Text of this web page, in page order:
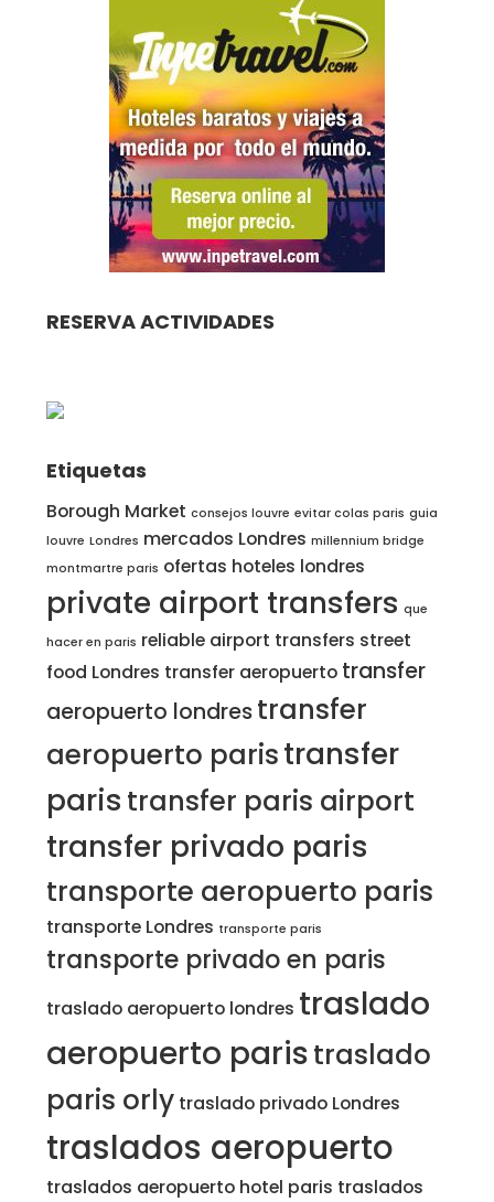
RESERVA ACTIVIDADES
Etiquetas
Borough Market consejos louvre evitar colas paris guia
louvre Londres mercados Londres millennium bridge
montmartre paris ofertas hoteles londres
private airport transfers que
hacer en paris reliable airport transfers street
food Londres transfer aeropuerto transfer
aeropuerto londres transfer
aeropuerto paristransfer
paris transfer paris airport
transfer privado paris
transporte aeropuerto paris
transporte Londres transporte paris
transporte privado en paris
traslado aeropuerto londres traslado
aeropuerto paristraslado
paris orly traslado privado Londres
traslados aeropuerto
traslados aeropuerto hotel paris traslados